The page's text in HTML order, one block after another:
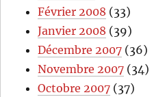
Février 2008 (33)
Janvier 2008 (39)
Décembre 2007 (36)
Novembre 2007 (34)
Octobre 2007 (37)